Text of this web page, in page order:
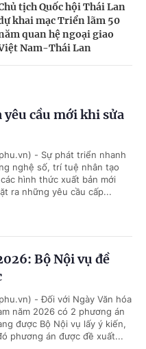
tịch Quốc hội Thái Lan
khai mạc Triển lãm 50
quan hệ ngoại giao
Nam-Thái Lan
yêu cầu mới khi sửa
- Sự phát triển nhanh
nghệ số, trí tuệ nhân tạo
hình thức xuất bản mới
ra những yêu cầu cấp...
Bộ Nội vụ đề
- Đối với Ngày Văn hóa
năm 2026 có 2 phương án
được Bộ Nội vụ lấy ý kiến,
phương án được đề xuất...